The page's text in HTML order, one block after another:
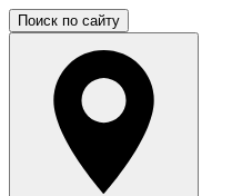
Поиск по сайту